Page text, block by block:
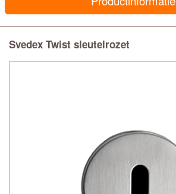
Svedex Twist sleutelrozet